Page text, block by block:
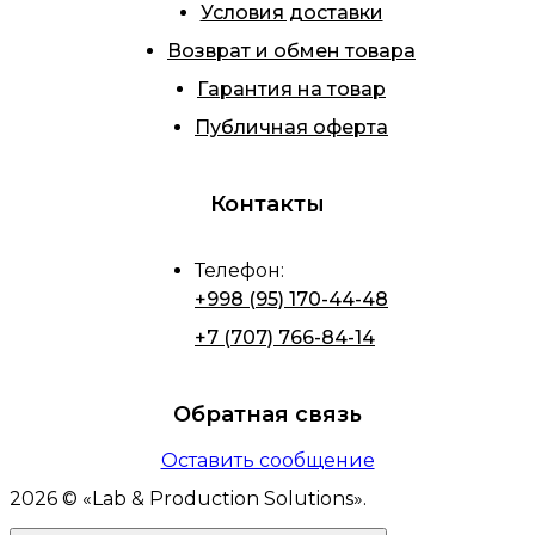
Условия доставки
Возврат и обмен товара
Гарантия на товар
Публичная оферта
Контакты
Телефон:
+998 (95) 170-44-48
+7 (707) 766-84-14
Обратная связь
Оставить сообщение
2026 © « Lab & Production Solutions».